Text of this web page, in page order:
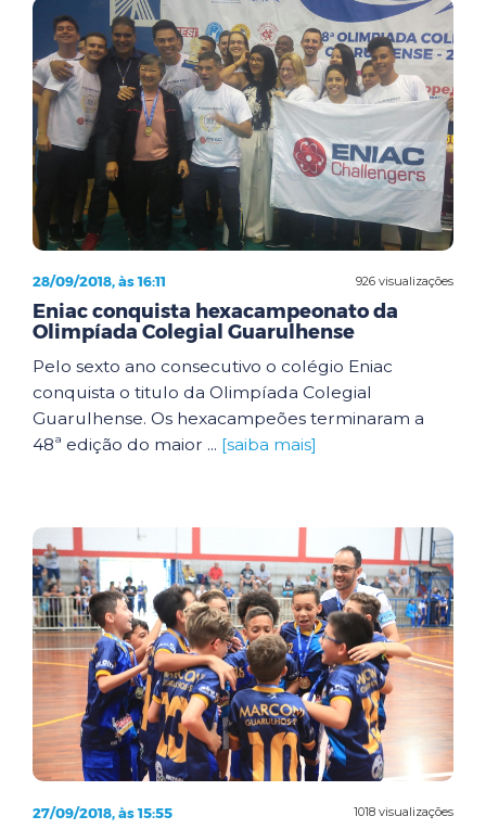
926 visualizações
28/09/2018, às 16:11
Eniac conquista hexacampeonato da
Olimpíada Colegial Guarulhense
Pelo sexto ano consecutivo o colégio Eniac
conquista o titulo da Olimpíada Colegial
Guarulhense. Os hexacampeões terminaram a
48ª edição do maior ... [saiba mais]
1018 visualizações
27/09/2018, às 15:55